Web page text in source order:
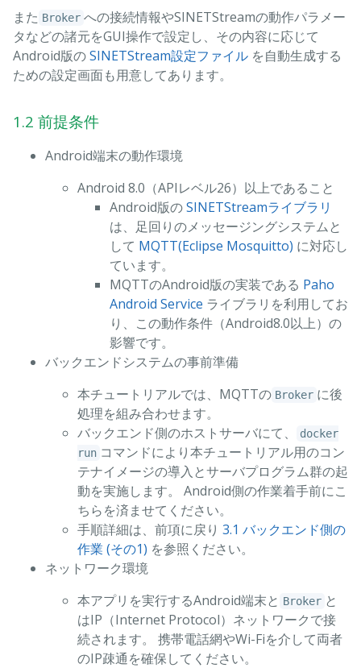
また Broker への接続情報やSINETStreamの動作パラメー
タなどの諸元をGUI操作で設定し、その内容に応じて
Android版のSINETStream設定ファイル を自動生成する
ための設定画面も用意してあります。
1.2 前提条件
Android端末の動作環境
Android 8.0（APIレベル26）以上であること
Android版のSINETStreamライブラリ
は、足回りのメッセージングシステムと
して MQTT(Eclipse Mosquitto) に対応し
ています。
MQTTのAndroid版の実装である Paho
Android Service ライブラリを利用してお
り、この動作条件（Android8.0以上）の
影響です。
バックエンドシステムの事前準備
本チュートリアルでは、MQTTの Broker に後
処理を組み合わせます。
バックエンド側のホストサーバにて、
docker
run コマンドにより本チュートリアル用のコン
テナイメージの導入とサーバプログラム群の起
動を実施します。 Android側の作業着手前にこ
ちらを済ませてください。
手順詳細は、前項に戻り 3.1 バックエンド側の
作業 (その1) を参照ください。
ネットワーク環境
本アプリを実行するAndroid端末と Broker と
はIP（Internet Protocol）ネットワークで接
続されます。 携帯電話網やWi-Fiを介して両者
のIP疎通を確保してください。